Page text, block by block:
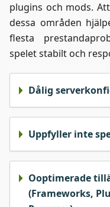
plugins och mods.
dessa områden
flesta
spelet stabilt och
Dålig
Uppfyller inte
Ooptimerade
(Frameworks,